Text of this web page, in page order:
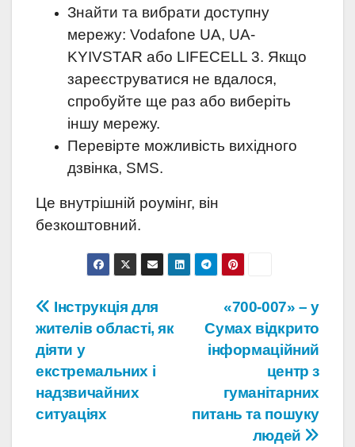
Знайти та вибрати доступну
мережу: Vodafone UA, UA-
KYIVSTAR або LIFECELL 3. Якщо
зареєструватися не вдалося,
спробуйте ще раз або виберіть
іншу мережу.
Перевірте можливість вихідного
дзвінка, SMS.
Це внутрішній роумінг, він
безкоштовний.
Навігація
записів
«700-007» – у
Сумах відкрито
інформаційний
центр з
гуманітарних
питань та пошуку
людей
Інструкція для
жителів області, як
діяти у
екстремальних і
надзвичайних
ситуаціях